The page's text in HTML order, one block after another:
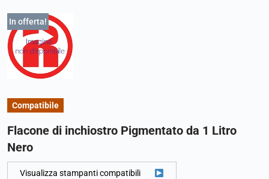
In offerta!
Compatibile
Flacone di inchiostro Pigmentato da 1 Litro
Nero
Visualizza stampanti compatibili